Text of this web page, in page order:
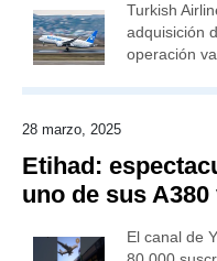
Turkish
adquisición
operación
28 marzo, 2025
Etihad:
uno de sus
El canal de